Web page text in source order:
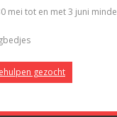
mei tot en met 3 juni
gezocht